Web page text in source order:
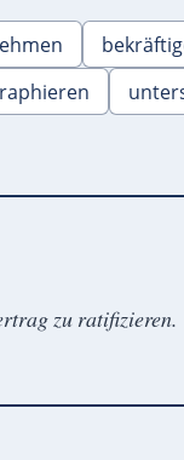
zu ratifizieren.